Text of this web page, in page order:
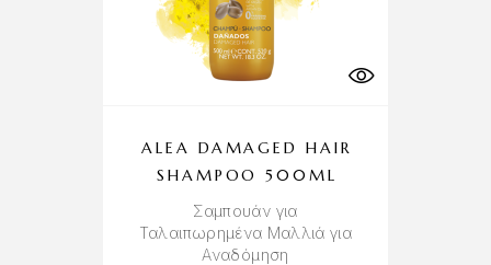
ALEA DAMAGED HAIR
SHAMPOO 500ML
Σαμπουάν για
Ταλαιπωρημένα Μαλλιά για
Αναδόμηση